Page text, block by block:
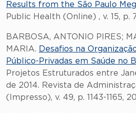
Results from the São Paulo
Public Health (Online) , v. 15, p.
BARBOSA, ANTONIO PIRES;
MARIA. Desafios na
Público-Privadas em Saúde no
Projetos Estruturados entre
de 2014. Revista de
(Impresso), v. 49, p. 1143-1165,